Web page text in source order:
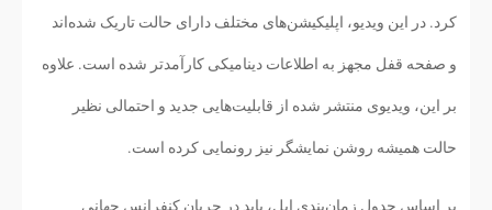
کرد. در این ویدیو، اپلیکیشن‌های مختلف دارای حالت تاریک شده‌اند
و صفحه قفل مجهز به اطلاعات دینامیکی کارآمدتر شده‌ است. علاوه
بر این، ویدیوی منتشر شده از قابلیت‌هایی جدید و احتمالی نظیر
حالت همیشه روشن نمایشگر نیز رونمایی کرده است.
بر اساس جدول زمان‌بندی اپل، باید در جریان کنفرانس جهانی